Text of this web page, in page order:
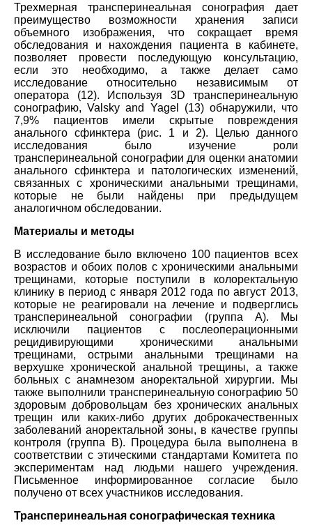
Трехмерная трансперинеальная сонография дает
преимущество возможности хранения записи
объемного изображения, что сокращает время
обследования и нахождения пациента в кабинете,
позволяет провести последующую консультацию,
если это необходимо, а также делает само
исследование относительно независимым от
оператора (12). Используя 3D трансперинеальную
сонографию, Valsky and Yagel (13) обнаружили, что
7,9% пациентов имели скрытые повреждения
анального сфинктера (рис. 1 и 2). Целью данного
исследования было изучение роли
трансперинеальной сонографии для оценки анатомии
анального сфинктера и патологических изменений,
связанных с хроническими анальными трещинами,
которые не были найдены при предыдущем
аналогичном обследовании.
Материалы и методы
В исследование было включено 100 пациентов всех
возрастов и обоих полов с хроническими анальными
трещинами, которые поступили в колоректальную
клинику в период с января 2012 года по август 2013,
которые не реагировали на лечение и подверглись
трансперинеальной сонографии (группа А). Мы
исключили пациентов с послеоперационными
рецидивирующими хроническими анальными
трещинами, острыми анальными трещинами на
верхушке хронической анальной трещины, а также
больных с анамнезом аноректальной хирургии. Мы
также выполнили трансперинеальную сонографию 50
здоровым добровольцам без хронических анальных
трещин или каких-либо других доброкачественных
заболеваний аноректальной зоны, в качестве группы
контроля (группа В). Процедура была выполнена в
соответствии с этическими стандартами Комитета по
экспериментам над людьми нашего учреждения.
Письменное информированное согласие было
получено от всех участников исследования.
Трансперинеальная сонографическая техника